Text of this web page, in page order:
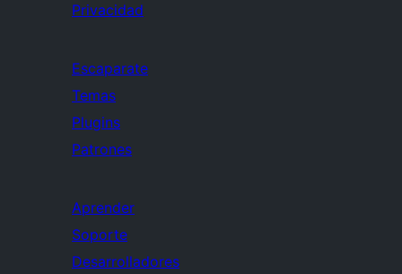
Privacidad
Escaparate
Temas
Plugins
Patrones
Aprender
Soporte
Desarrolladores